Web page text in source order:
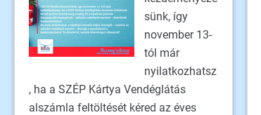
sünk, így
november 13-
tól már
nyilatkozhatsz
, ha a SZÉP Kártya Vendéglátás
alszámla feltöltését kéred az éves